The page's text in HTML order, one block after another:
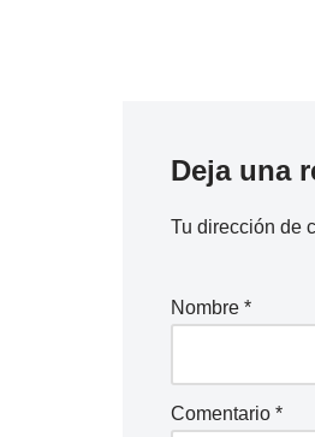
Deja una
Tu dirección de
Nombre *
Comentario *